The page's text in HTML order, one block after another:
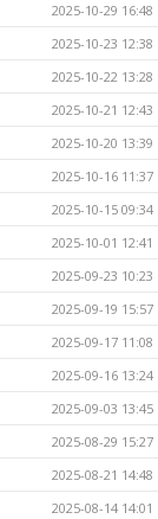
2025-10-29 16:48
2025-10-23 12:38
2025-10-22 13:28
2025-10-21 12:43
2025-10-20 13:39
2025-10-16 11:37
2025-10-15 09:34
2025-10-01 12:41
2025-09-23 10:23
2025-09-19 15:57
2025-09-17 11:08
2025-09-16 13:24
2025-09-03 13:45
2025-08-29 15:27
2025-08-21 14:48
2025-08-14 14:01